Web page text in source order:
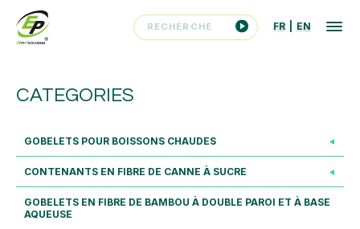
FR EN
CATEGORIES
GOBELETS POUR BOISSONS CHAUDES
CONTENANTS EN FIBRE DE CANNE À SUCRE
GOBELETS EN FIBRE DE BAMBOU À DOUBLE PAROI ET À BASE
AQUEUSE